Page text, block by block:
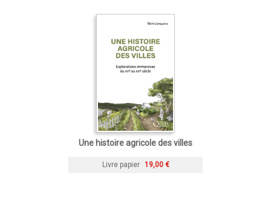
Une histoire agricole des villes
Livre papier 19,00 €